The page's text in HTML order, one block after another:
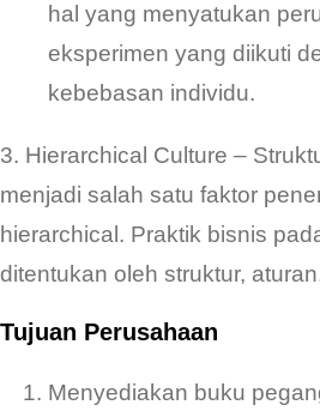
hal yang menyatukan
eksperimen yang diikuti
kebebasan individu.
3. Hierarchical Culture –
menjadi salah satu faktor
hierarchical. Praktik bisnis
ditentukan oleh struktur,
Tujuan Perusahaan
Menyediakan buku